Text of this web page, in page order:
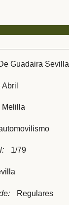
Guadaira Sevilla
Melilla
1/79
Regulares